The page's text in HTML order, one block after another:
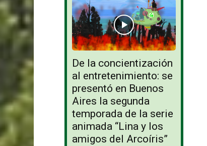
De la concientización
al entretenimiento: se
presentó en Buenos
Aires la segunda
temporada de la serie
animada “Lina y los
amigos del Arcoíris”